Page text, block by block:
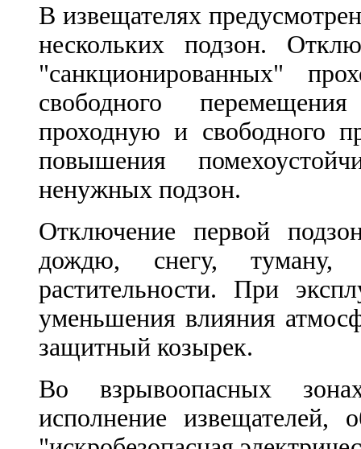
В извещателях
нескольких подзон.
"санкционированных"
свободного
проходную и свободного
повышения
ненужных подзон.
Отключение первой
дождю, снегу,
растительности. При
уменьшения влияния
защитный козырек.
Во взрывоопасных
исполнение извещателей,